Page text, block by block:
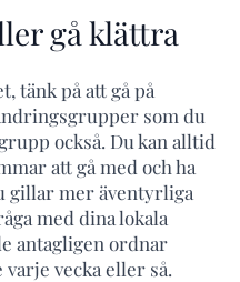
gå klättra
tänk på att gå på
som du
också. Du kan alltid
att gå med och ha
gillar mer äventyrliga
med dina lokala
antagligen ordnar
vecka eller så.